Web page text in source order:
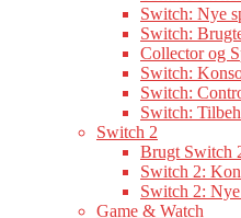
Switch: Nye
Switch:
Collector og
Switch:
Switch:
Switch:
Switch 2
Brugt Switch
Switch 2:
Switch 2:
Game & Watch